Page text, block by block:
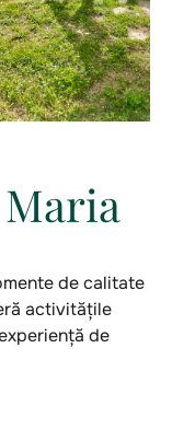
de calitate
activitățile
de